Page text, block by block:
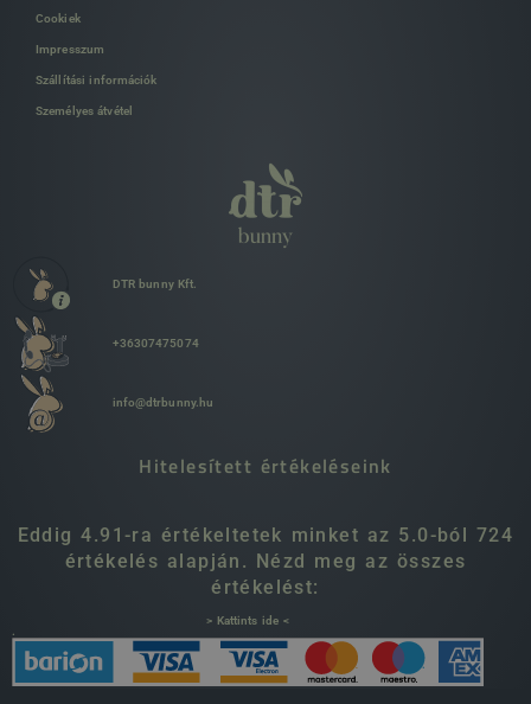
Cookiek
Impresszum
Szállítási információk
Személyes átvétel
DTR bunny Kft.
+36307475074
info@dtrbunny.hu
Hitelesített értékeléseink
Eddig 4.91-ra értékeltetek minket az 5.0-ból 724
értékelés alapján. Nézd meg az összes
értékelést:
> Kattints ide <